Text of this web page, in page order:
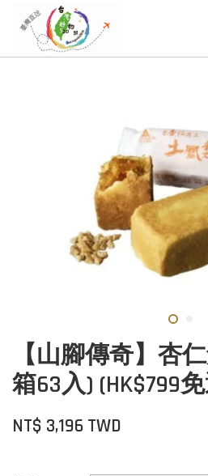
【山腳傳奇】杏
箱63入) (HK$799
NT$ 3,196 TWD